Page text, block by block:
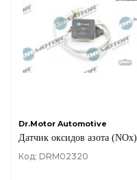
Dr.Motor Automotive
Датчик оксидов азота (NOx)
Код: DRM02320